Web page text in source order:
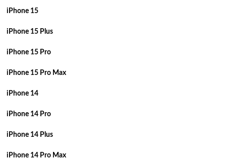
iPhone 15
iPhone 15 Plus
iPhone 15 Pro
iPhone 15 Pro Max
iPhone 14
iPhone 14 Pro
iPhone 14 Plus
iPhone 14 Pro Max